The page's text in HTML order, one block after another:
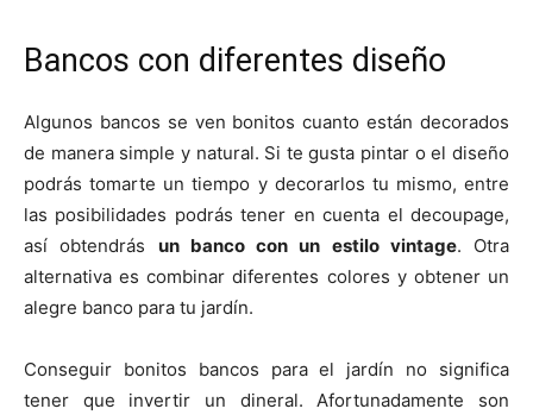
Bancos con diferentes diseño
Algunos bancos se ven bonitos cuanto están decorados
de manera simple y natural. Si te gusta pintar o el diseño
podrás tomarte un tiempo y decorarlos tu mismo, entre
las posibilidades podrás tener en cuenta el decoupage,
así obtendrás un banco con un estilo vintage. Otra
alternativa es combinar diferentes colores y obtener un
alegre banco para tu jardín.
Conseguir bonitos bancos para el jardín no significa
tener que invertir un dineral. Afortunadamente son